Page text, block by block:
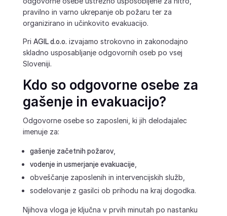
pravilno in varno ukrepanje ob požaru ter za
organizirano in učinkovito evakuacijo.
Pri AGIL d.o.o. izvajamo strokovno in zakonodajno
skladno usposabljanje odgovornih oseb po vsej
Sloveniji.
Kdo so odgovorne osebe za
gašenje in evakuacijo?
Odgovorne osebe so zaposleni, ki jih delodajalec
imenuje za:
gašenje začetnih požarov,
vodenje in usmerjanje evakuacije,
obveščanje zaposlenih in intervencijskih služb,
sodelovanje z gasilci ob prihodu na kraj dogodka.
Njihova vloga je ključna v prvih minutah po nastanku